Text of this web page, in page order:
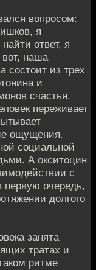
вопросом:
я
ответ, я
вот, наша
состоит из трех
и
счастья.
переживает
ощущения.
социальной
А окситоцин
с
очередь,
долгого
занята
тратах и
ритме